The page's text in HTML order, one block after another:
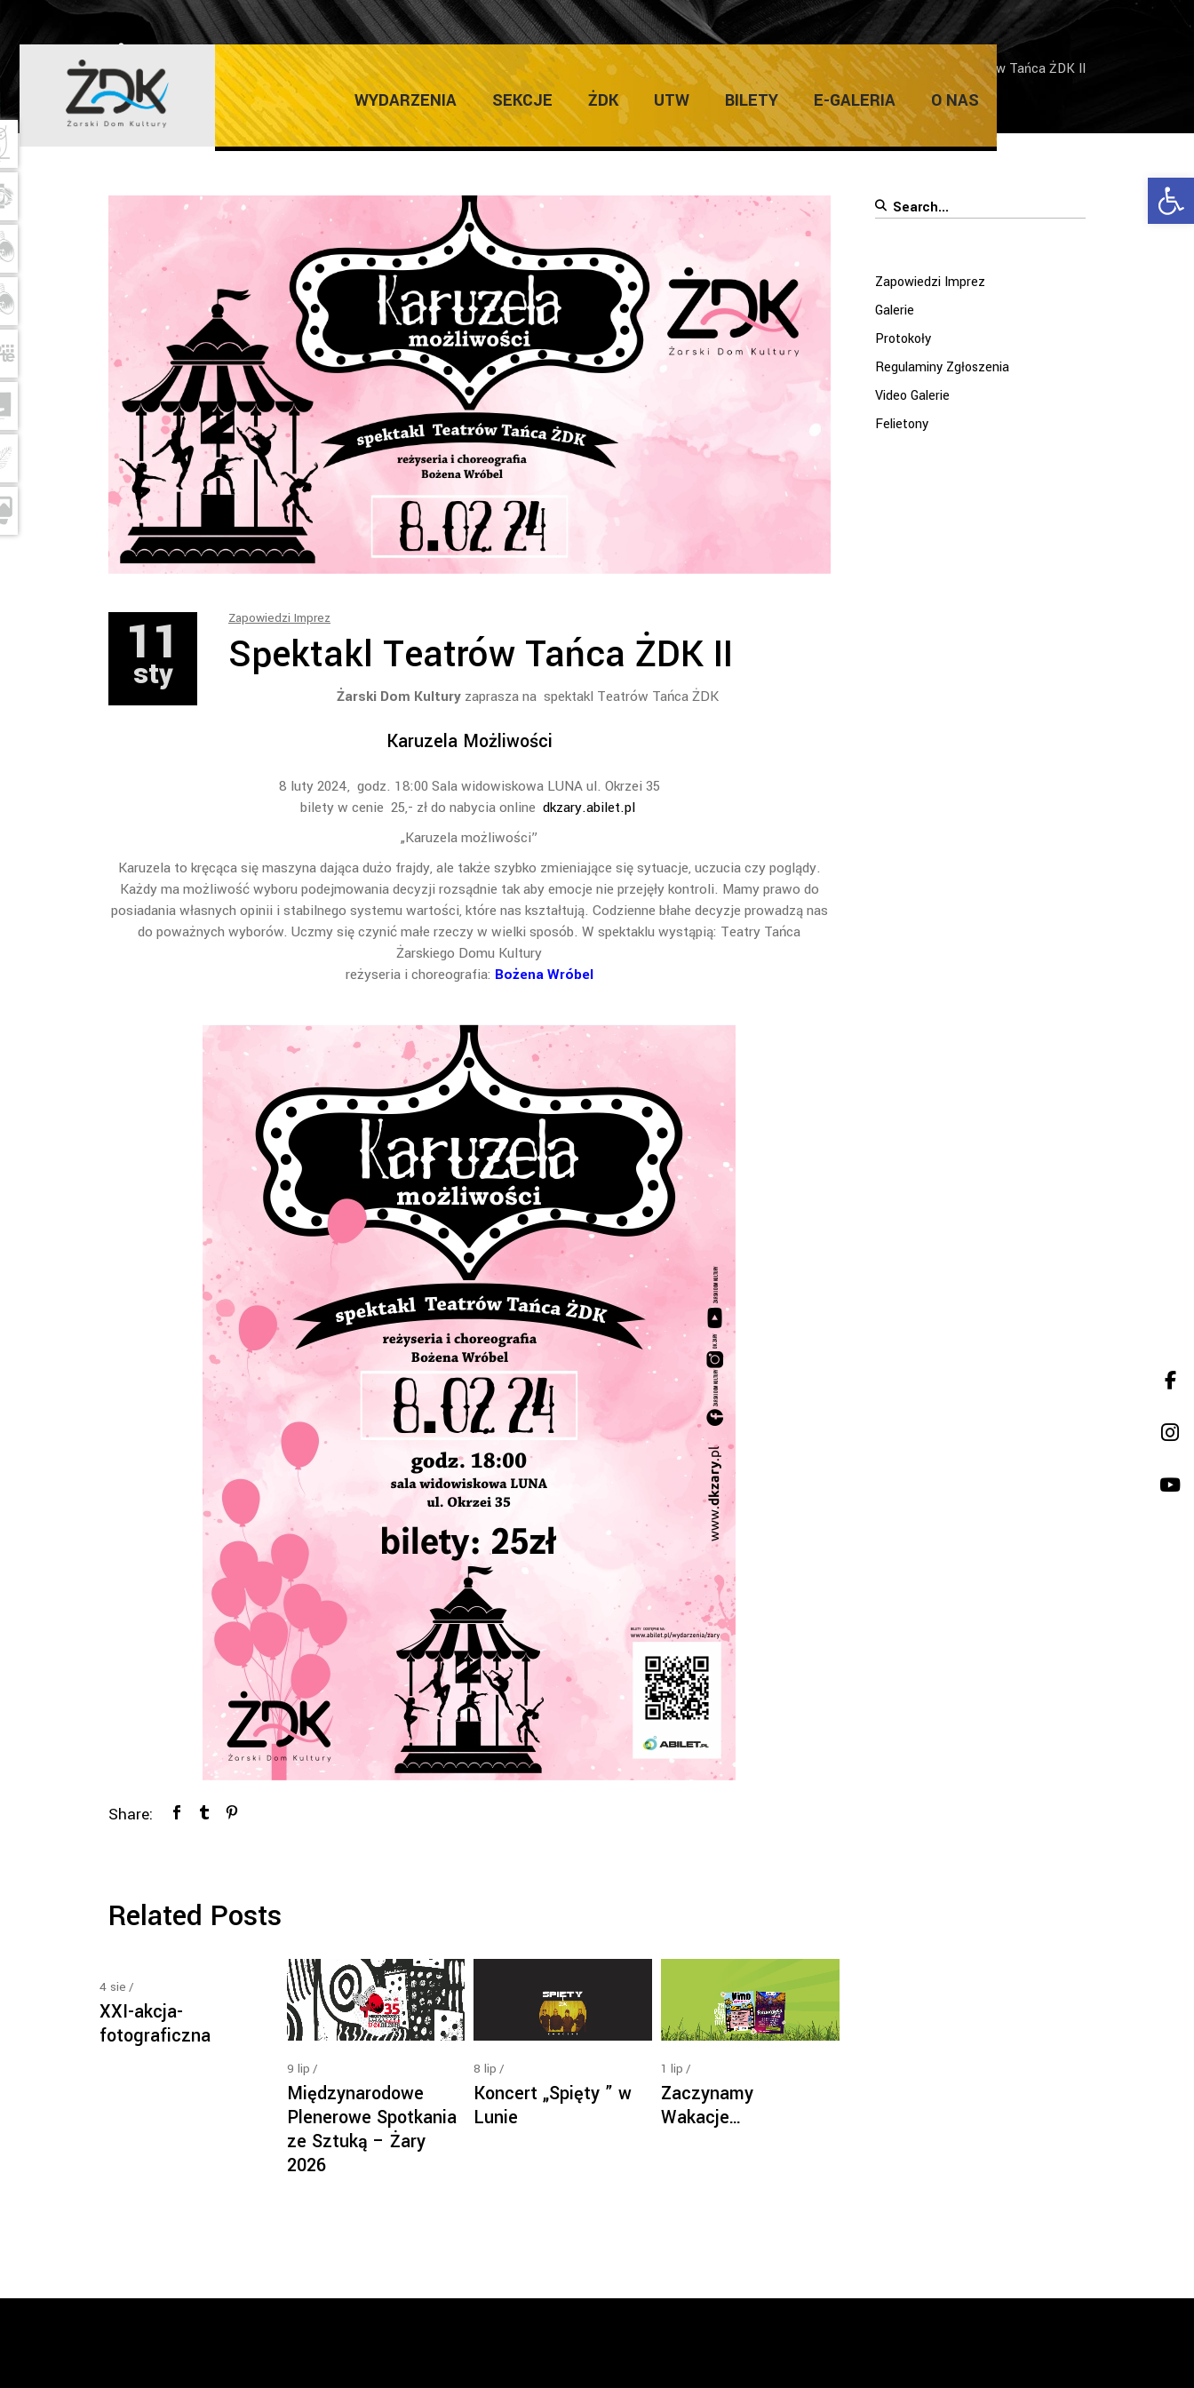
WYDARZENIA SEKCJE ŻDK UTW BILETY E-GALERIA O NAS
ŻARSKI DOM KULTURY Home/Zapowiedzi Imprez /Spektakl Teatrów Tańca ŻDK II
11
sty
Zapowiedzi Imprez
Spektakl Teatrów Tańca ŻDK II
Żarski Dom Kulturyzaprasza na spektakl Teatrów Tańca ŻDK
Karuzela Możliwości
8 luty 2024, godz. 18:00 Sala widowiskowa LUNA ul. Okrzei 35
bilety w cenie 25,- zł do nabycia online dkzary.abilet.pl
„Karuzela możliwości”
Karuzela to kręcąca się maszyna dająca dużo frajdy, ale także szybko zmieniające się sytuacje, uczucia czy poglądy.
Każdy ma możliwość wyboru podejmowania decyzji rozsądnie tak aby emocje nie przejęły kontroli. Mamy prawo do
posiadania własnych opinii i stabilnego systemu wartości, które nas kształtują. Codzienne błahe decyzje prowadzą nas
do poważnych wyborów. Uczmy się czynić małe rzeczy w wielki sposób. W spektaklu wystąpią: Teatry Tańca
Żarskiego Domu Kultury
reżyseria i choreografia: Bożena Wróbel
Share:
Related Posts
4 sie
XXI-akcja-
fotograficzna
9 lip
Międzynarodowe
Plenerowe Spotkania
ze Sztuką – Żary
2026
8 lip
Koncert „Spięty ” w
Lunie
1 lip
Zaczynamy
Wakacje…
Search
Zapowiedzi Imprez
Galerie
Protokoły
Regulaminy Zgłoszenia
Video Galerie
Felietony